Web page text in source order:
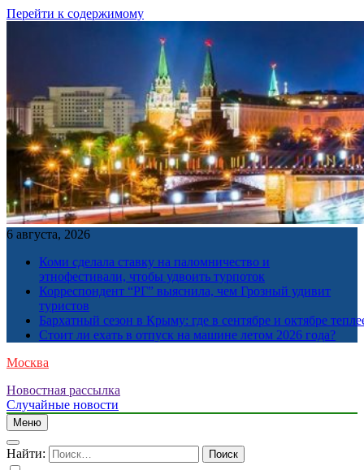
Перейти к содержимому
6 августа, 2026
Коми сделала ставку на паломничество и
этнофестивали, чтобы удвоить турпоток
Корреспондент “РГ” выяснила, чем Грозный удивит
туристов
Бархатный сезон в Крыму: где в сентябре и октябре
Стоит ли ехать в отпуск на машине летом 2026 года?
Москва
Новостная рассылка
Случайные новости
Меню
Найти: